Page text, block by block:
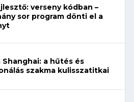
verseny kódban –
sor program dönti el a
Shanghai: a hűtés és
szakma kulisszatitkai